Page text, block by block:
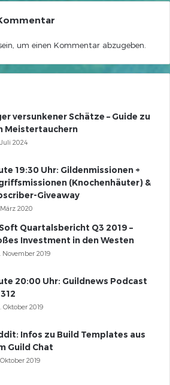
um einen Kommentar abzugeben.
versunkener Schätze – Guide zu
Meistertauchern
2024
19:30 Uhr: Gildenmissionen +
(Knochenhäuter) &
Giveaway
2020
Quartalsbericht Q3 2019 –
Investment in den Westen
November 2019
20:00 Uhr: Guildnews Podcast
Oktober 2019
Infos zu Build Templates aus
Guild Chat
2019